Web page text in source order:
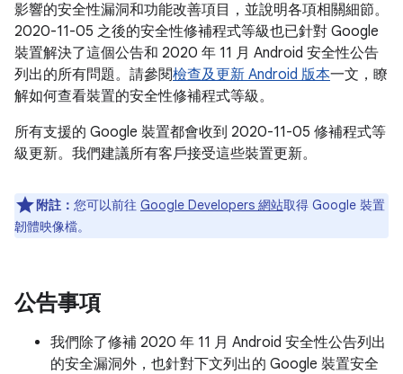
影響的安全性漏洞和功能改善項目，並說明各項相關細節。
2020-11-05 之後的安全性修補程式等級也已針對 Google
裝置解決了這個公告和 2020 年 11 月 Android 安全性公告
列出的所有問題。請參閱檢查及更新 Android 版本一文，瞭
解如何查看裝置的安全性修補程式等級。
所有支援的 Google 裝置都會收到 2020-11-05 修補程式等
級更新。我們建議所有客戶接受這些裝置更新。
附註： 您可以前往 Google Developers 網站取得 Google 裝置
韌體映像檔。
公告事項
我們除了修補 2020 年 11 月 Android 安全性公告列出
的安全漏洞外，也針對下文列出的 Google 裝置安全